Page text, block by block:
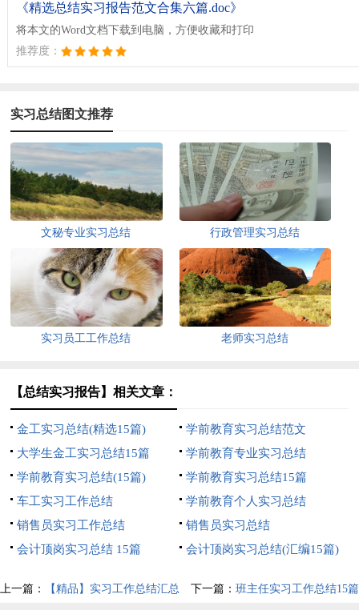
《精选总结实习报告范文合集六篇.doc》
将本文的Word文档下载到电脑，方便收藏和打印
推荐度：
实习总结图文推荐
文秘专业实习总结 行政管理实习总结
实习员工工作总结 老师实习总结
【总结实习报告】相关文章：
金工实习总结(精选15篇)
学前教育实习总结范文
大学生金工实习总结15篇
学前教育专业实习总结
学前教育实习总结(15篇)
学前教育实习总结15篇
车工实习工作总结
学前教育个人实习总结
销售员实习工作总结
销售员实习总结
会计顶岗实习总结 15篇
会计顶岗实习总结(汇编15篇)
上一篇： 【精品】实习工作总结汇总 下一篇： 班主任实习工作总结15篇